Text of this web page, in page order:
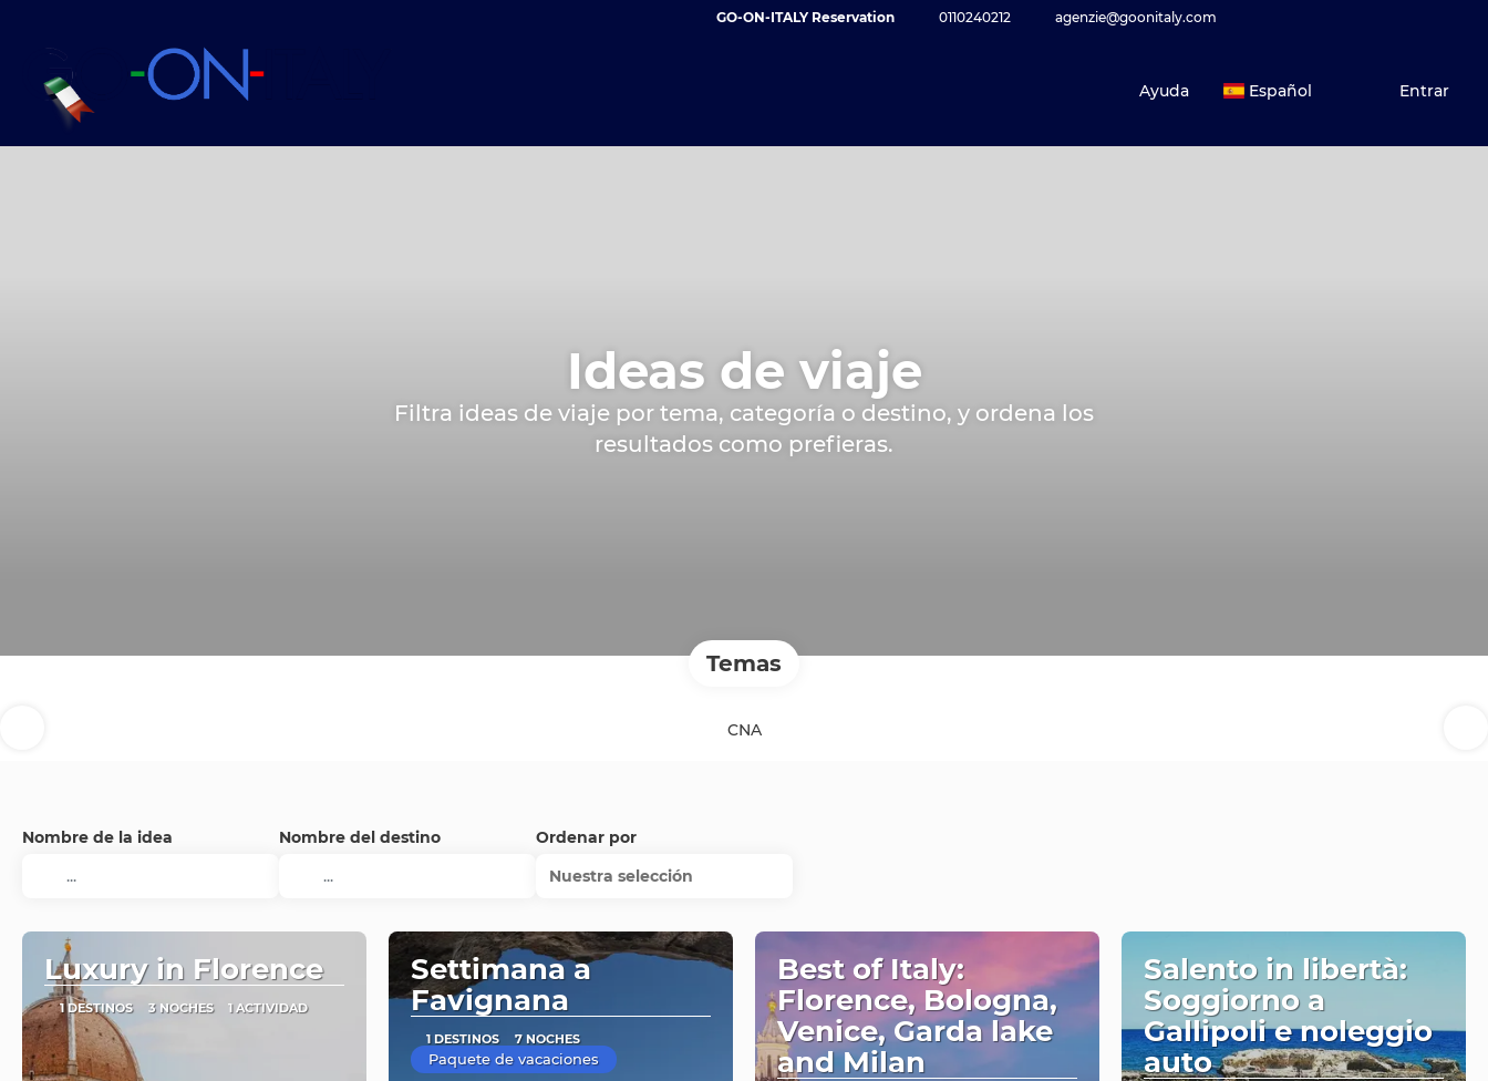
GO-ON-ITALY Reservation 0110240212 agenzie@goonitaly.com
Ayuda Español Entrar
Ideas de viaje
Filtra ideas de viaje por tema, categoría o destino, y ordena los
resultados como prefieras.
Temas
CNA
Nombre de la idea Nombre del destino
Ordenar por
Nuestra selección
Luxury in Florence
1 DESTINOS 3 NOCHES 1 ACTIVIDAD
Settimana a
Favignana
1 DESTINOS 7 NOCHES
Paquete de vacaciones
Best of Italy:
Florence, Bologna,
Venice, Garda lake
and Milan
Salento in libertà:
Soggiorno a
Gallipoli e noleggio
auto